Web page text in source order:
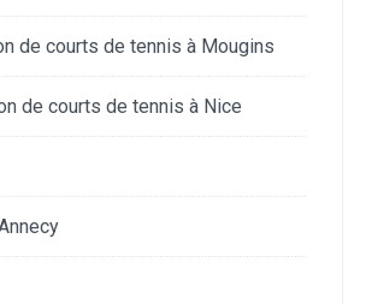
de courts de tennis à Mougins
de courts de tennis à Nice